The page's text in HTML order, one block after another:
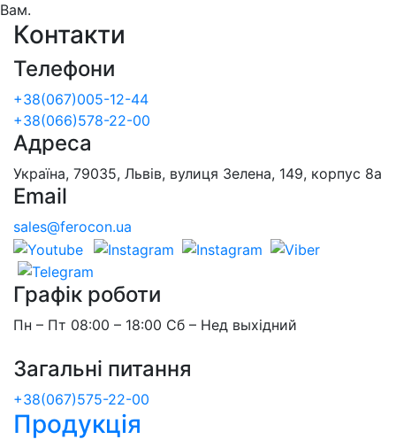
Вам.
Контакти
Телефони
+38(067)005-12-44
+38(066)578-22-00
Адреса
Україна, 79035, Львів, вулиця Зелена, 149, корпус 8а
Email
sales@ferocon.ua
Графік роботи
Пн – Пт 08:00 – 18:00 Сб – Нед выхідний
Загальні питання
+38(067)575-22-00
Продукція